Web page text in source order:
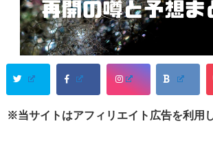
※当サイトはアフィリエイト広告を利用